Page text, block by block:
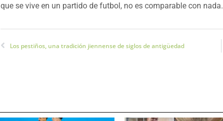
que se vive en un partido de futbol, no es comparable con nada.
Los pestiños, una tradición jiennense de siglos de antigüedad